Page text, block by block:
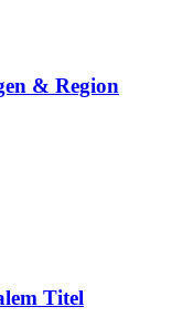
& Region
Titel